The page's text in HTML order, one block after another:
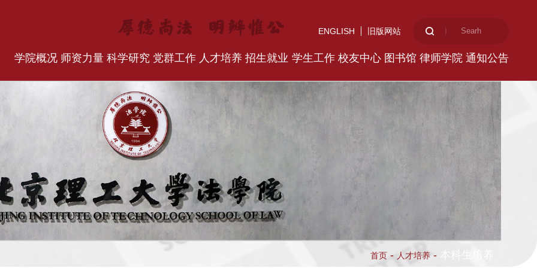
ENGLISH 旧版网站
学院概况 师资力量 科学研究 党群工作 人才培养 招生就业 学生工作 校友中心 图书馆 律师学院 通知公告
首页 - 人才培养 -